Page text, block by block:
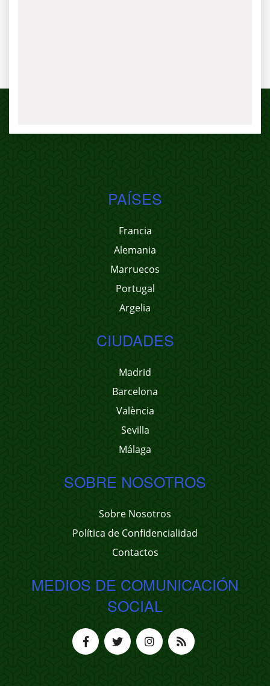
PAÍSES
Francia
Alemania
Marruecos
Portugal
Argelia
CIUDADES
Madrid
Barcelona
València
Sevilla
Málaga
SOBRE NOSOTROS
Sobre Nosotros
Política de Confidencialidad
Contactos
MEDIOS DE COMUNICACIÓN
SOCIAL